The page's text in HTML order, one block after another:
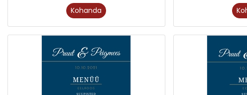
Kohanda